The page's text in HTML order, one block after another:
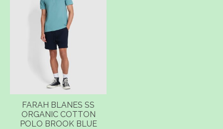
FARAH BLANES SS
ORGANIC COTTON
POLO BROOK BLUE